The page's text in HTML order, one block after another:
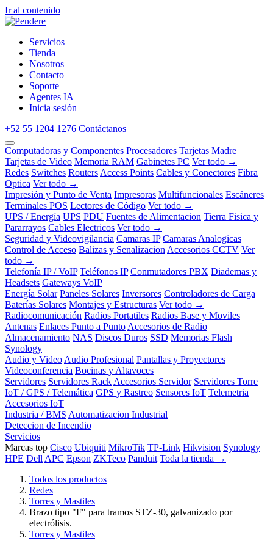
Ir al contenido
Servicios
Tienda
Nosotros
Contacto
Soporte
Agentes IA
Inicia sesión
+52 55 1204 1276 Contáctanos
Computadoras y Componentes Procesadores Tarjetas Madre
Tarjetas de Video Memoria RAM Gabinetes PC Ver todo →
Redes Switches Routers Access Points Cables y Conectores Fibra
Optica Ver todo →
Impresión y Punto de Venta Impresoras Multifuncionales Escáneres
Terminales POS Lectores de Código Ver todo →
UPS / Energía UPS PDU Fuentes de Alimentacion Tierra Fisica y
Pararrayos Cables Electricos Ver todo →
Seguridad y Videovigilancia Camaras IP Camaras Analogicas
Control de Acceso Balizas y Senalizacion Accesorios CCTV Ver
todo →
Telefonía IP / VoIP Teléfonos IP Conmutadores PBX Diademas y
Headsets Gateways VoIP
Energía Solar Paneles Solares Inversores Controladores de Carga
Baterías Solares Montajes y Estructuras Ver todo →
Radiocomunicación Radios Portatiles Radios Base y Moviles
Antenas Enlaces Punto a Punto Accesorios de Radio
Almacenamiento NAS Discos Duros SSD Memorias Flash
Synology
Audio y Video Audio Profesional Pantallas y Proyectores
Videoconferencia Bocinas y Altavoces
Servidores Servidores Rack Accesorios Servidor Servidores Torre
IoT / GPS / Telemática GPS y Rastreo Sensores IoT Telemetria
Accesorios IoT
Industria / BMS Automatizacion Industrial
Deteccion de Incendio
Servicios
Marcas top Cisco Ubiquiti MikroTik TP-Link Hikvision Synology
HPE Dell APC Epson ZKTeco Panduit Toda la tienda →
Todos los productos
Redes
Torres y Mastiles
Brazo tipo "F" para tramos STZ-30, galvanizado por
electrólisis.
Torres y Mastiles